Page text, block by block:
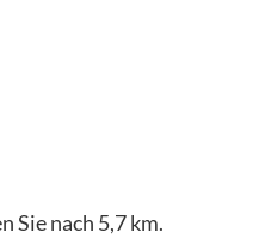
Sie nach 5,7 km.